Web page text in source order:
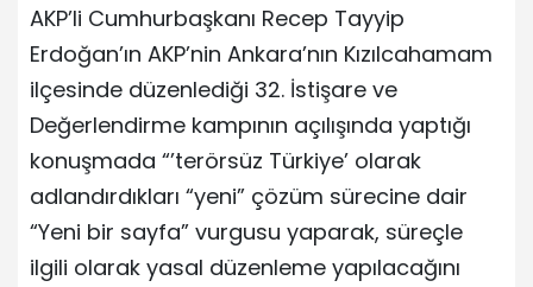
AKP’li Cumhurbaşkanı Recep Tayyip
Erdoğan’ın AKP’nin Ankara’nın Kızılcahamam
ilçesinde düzenlediği 32. İstişare ve
Değerlendirme kampının açılışında yaptığı
konuşmada “’terörsüz Türkiye’ olarak
adlandırdıkları “yeni” çözüm sürecine dair
“Yeni bir sayfa” vurgusu yaparak, süreçle
ilgili olarak yasal düzenleme yapılacağını